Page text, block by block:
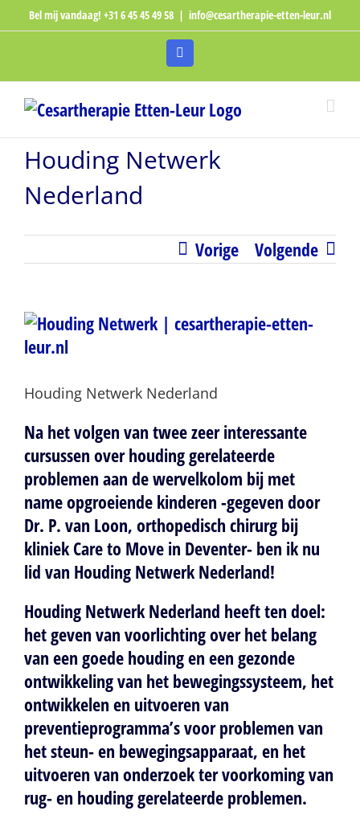
naar
Bel mij vandaag! +31 6 45 45 49 58 | info@cesartherapie-etten-leur.nl
Facebook
Houding Netwerk
Nederland
Vorige Volgende
Bekijk
grotere
Houding Netwerk Nederland
Na het volgen van twee zeer interessante
cursussen over houding gerelateerde
problemen aan de wervelkolom bij met
name opgroeiende kinderen -gegeven door
Dr. P. van Loon, orthopedisch chirurg bij
kliniek Care to Move in Deventer- ben ik nu
lid van Houding Netwerk Nederland!
Houding Netwerk Nederland heeft ten doel:
het geven van voorlichting over het belang
van een goede houding en een gezonde
ontwikkeling van het bewegingssysteem, het
ontwikkelen en uitvoeren van
preventieprogramma’s voor problemen van
het steun- en bewegingsapparaat, en het
uitvoeren van onderzoek ter voorkoming van
rug- en houding gerelateerde problemen.